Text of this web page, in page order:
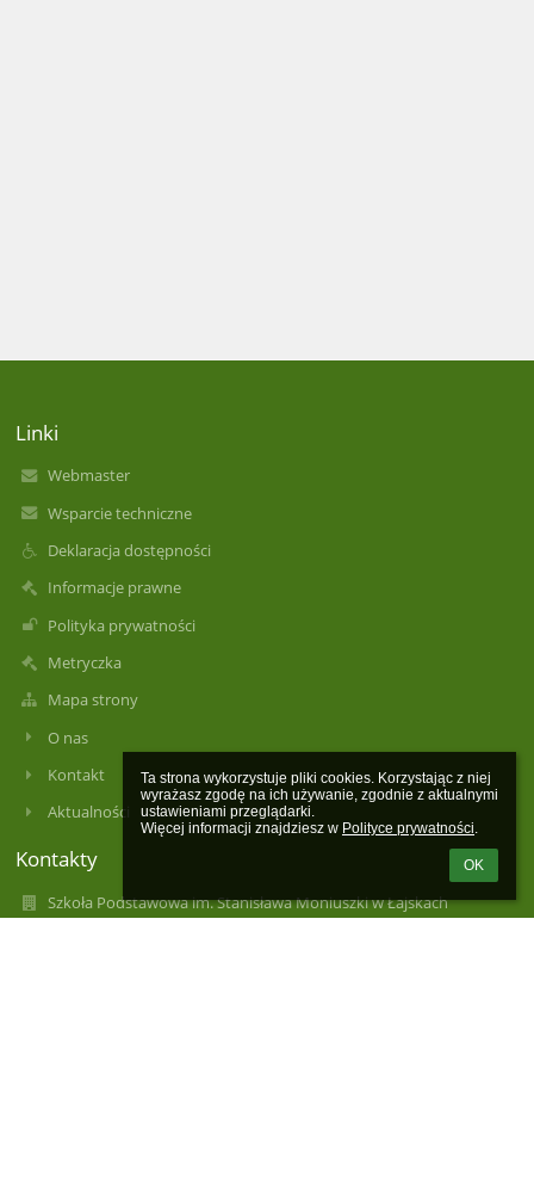
Ta strona wykorzystuje pliki cookies. Korzystając z niej
wyrażasz zgodę na ich używanie, zgodnie z aktualnymi
ustawieniami przeglądarki.
Więcej informacji znajdziesz w Polityce prywatności.
OK
Linki
Webmaster
Wsparcie techniczne
Deklaracja dostępności
Informacje prawne
Polityka prywatności
Metryczka
Mapa strony
O nas
Kontakt
Aktualności
Kontakty
Szkoła Podstawowa im. Stanisława Moniuszki w Łajskach